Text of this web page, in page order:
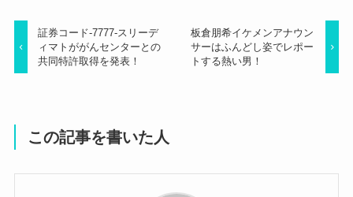
証券コード-7777-スリーデ
ィマトががんセンターとの
共同特許取得を発表！
板倉朋希イケメンアナウン
サーはふんどし姿でレポー
トする熱い男！
この記事を書いた人